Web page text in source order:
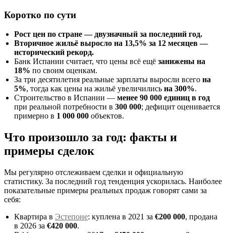
Коротко по сути
Рост цен по стране — двузначный за последний год.
Вторичное жильё выросло на 13,5% за 12 месяцев —
исторический рекорд.
Банк Испании считает, что цены всё ещё занижены на
18% по своим оценкам.
За три десятилетия реальные зарплаты выросли всего на
5%, тогда как цены на жильё увеличились на 300%.
Строительство в Испании — менее 90 000 единиц в год
при реальной потребности в 300 000; дефицит оценивается
примерно в 1 000 000 объектов.
Что произошло за год: факты и
примеры сделок
Мы регулярно отслеживаем сделки и официальную
статистику. За последний год тенденция ускорилась. Наиболее
показательные примеры реальных продаж говорят сами за
себя:
Квартира в Эстепоне: куплена в 2021 за €200 000, продана
в 2026 за €420 000.